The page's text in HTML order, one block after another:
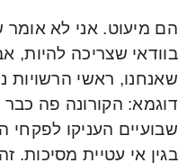
הם מיעוט. אני לא
בוודאי שצריכה להיות,
שאנחנו, ראשי הרשויות
דוגמא: הקורונה פה
שבועיים העניקו לפקחי
בגין אי עטיית מסיכות.